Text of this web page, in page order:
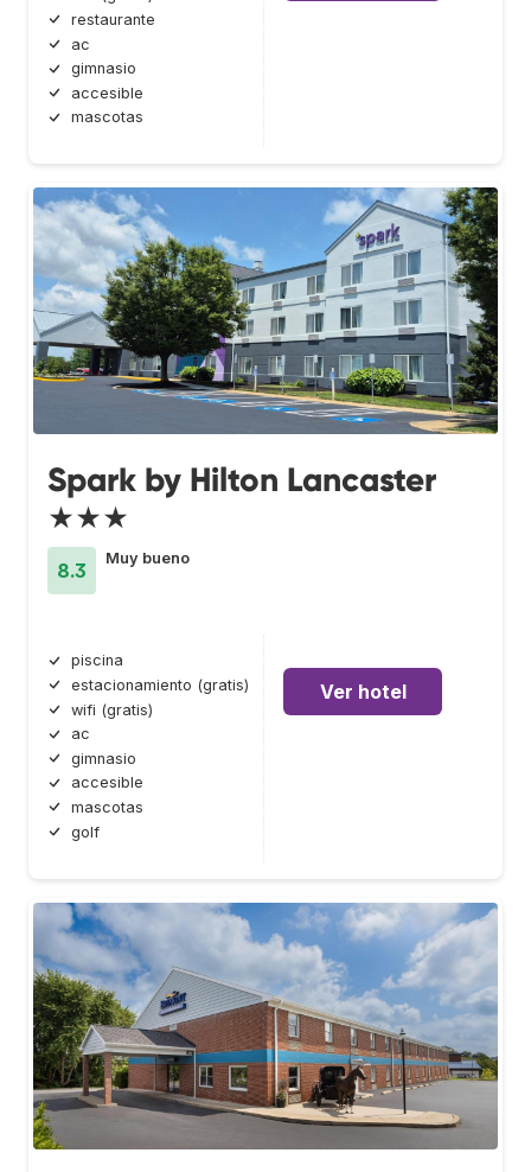
restaurante
ac
gimnasio
accesible
mascotas
Spark by Hilton Lancaster
★★★
8.3
Muy bueno
piscina
estacionamiento (gratis)
wifi (gratis)
ac
gimnasio
accesible
mascotas
golf
Ver hotel